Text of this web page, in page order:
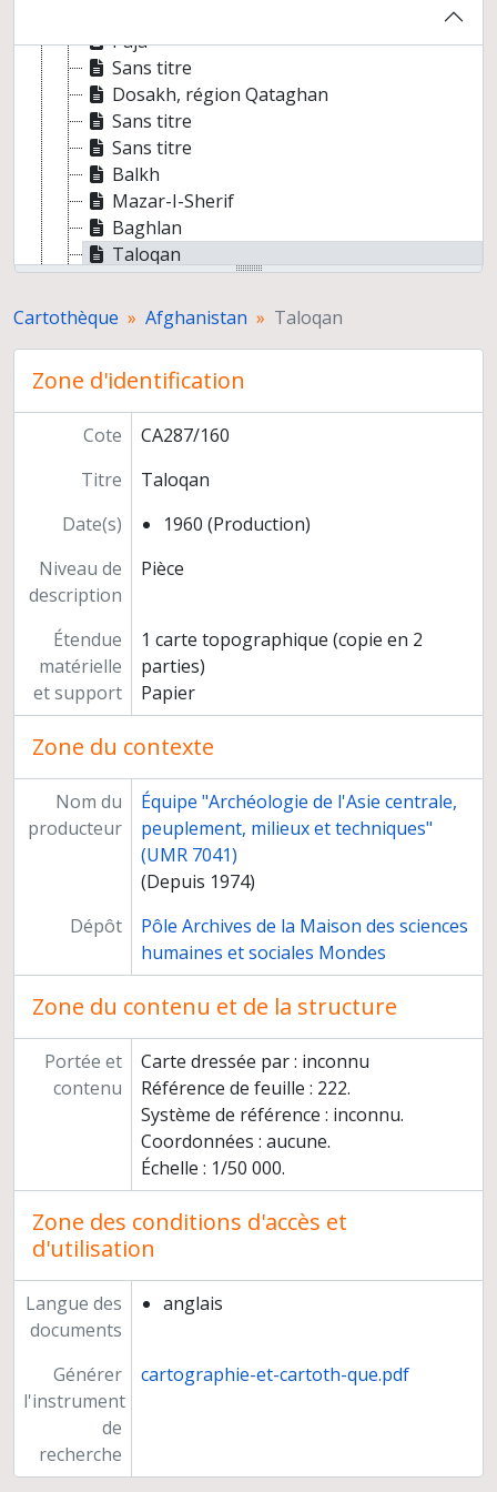
Paja
Sans titre
Dosakh, région Qataghan
Sans titre
Sans titre
Balkh
Mazar-I-Sherif
Baghlan
Taloqan
Jurm-Kesem
Sans titre
Kohe Mahmudo Esma' Iljan
Sans titre
Sayghano-Kahmard
Pule Khumri
Caharikar
Tagabe
Asmar-Kamdes
Cake Wardak-Syahgerd
Kabul
Jalalabad
Caghasaray
Sans titre
Nawer
Ghazni
Sans titre
Jajimaydan
Oruzgan
Jordanie
Palestine
Proche-Orient
Turquie
Cartothèque Afghanistan Taloqan
Zone d'identification
Cote
CA287/160
Titre
Taloqan
Date(s)
1960 (Production)
Niveau de
description
Pièce
Étendue
matérielle
et support
1 carte topographique (copie en 2
parties)
Papier
Zone du contexte
Nom du
producteur
Équipe "Archéologie de l'Asie centrale,
peuplement, milieux et techniques"
(UMR 7041)
(Depuis 1974)
Dépôt
Pôle Archives de la Maison des sciences
humaines et sociales Mondes
Zone du contenu et de la structure
Portée et
contenu
Carte dressée par : inconnu
Référence de feuille : 222.
Système de référence : inconnu.
Coordonnées : aucune.
Échelle : 1/50 000.
Zone des conditions d'accès et
d'utilisation
Langue des
documents
anglais
Générer
l'instrument
de
recherche
cartographie-et-cartoth-que.pdf